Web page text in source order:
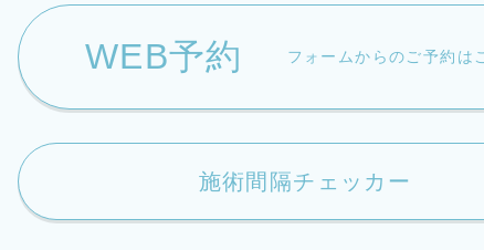
WEB予約 フォームからのご予約は
施術間隔チェッカー